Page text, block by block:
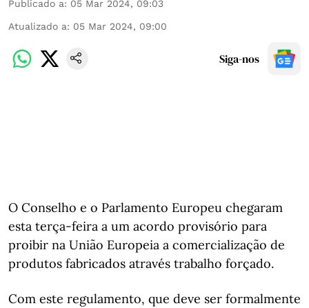
Publicado a: 05 Mar 2024, 09:03
Atualizado a: 05 Mar 2024, 09:00
Siga-nos
O Conselho e o Parlamento Europeu chegaram
esta terça-feira a um acordo provisório para
proibir na União Europeia a comercialização de
produtos fabricados através trabalho forçado.
Com este regulamento, que deve ser formalmente